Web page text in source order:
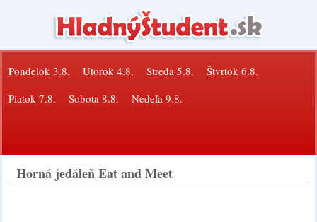
Pondelok 3.8. Utorok 4.8. Streda 5.8.
Štvrtok 6.8.
Piatok 7.8.
Sobota 8.8. Nedeľa 9.8.
Horná jedáleň Eat and Meet